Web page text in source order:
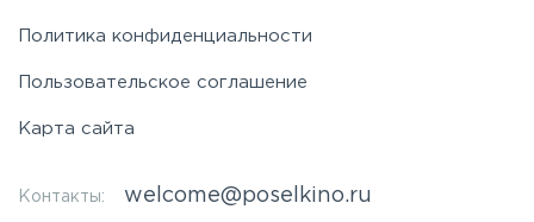
Политика конфиденциальности
Пользовательское соглашение
Карта сайта
Контакты: welcome@poselkino.ru